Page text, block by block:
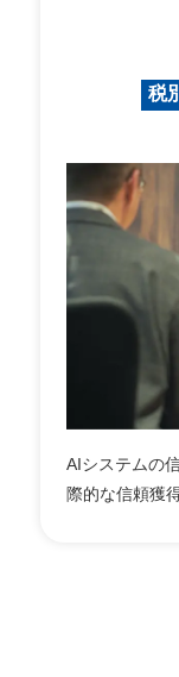
税
AIシステムの
際的な信頼獲